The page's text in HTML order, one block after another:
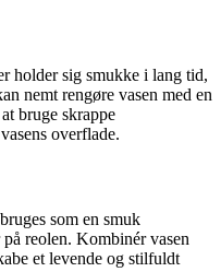
holder sig smukke i lang tid,
nemt rengøre vasen med en
bruge skrappe
overflade.
som en smuk
reolen. Kombinér vasen
et levende og stilfuldt